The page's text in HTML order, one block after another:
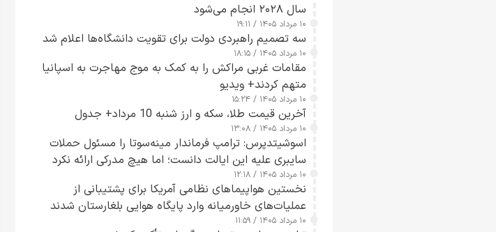
سال ۲۰۲۸ انجام می‌شود
۱۰ مرداد ۱۴۰۵ / ۱۹:۱۱
سه تصمیم راهبردی دولت برای تقویت دانشگاه‌ها اعلام شد
۱۰ مرداد ۱۴۰۵ / ۱۸:۱۵
مقامات غربی مراکش را به کمک به موج مهاجرت به اسپانیا
متهم کردند+ ویدیو
۱۰ مرداد ۱۴۰۵ / ۱۵:۲۴
آخرین قیمت طلا، سکه و ارز شنبه 10 مرداد+ جدول
۱۰ مرداد ۱۴۰۵ / ۱۳:۰۸
اسوشیتدپرس: ترامپ فرماندار مینه‌سوتا را مسئول حملات
سایبری علیه این ایالت دانست؛ اما هیچ مدرکی ارائه نکرد
۱۰ مرداد ۱۴۰۵ / ۱۲:۱۸
نخستین هواپیماهای نظامی آمریکا برای پشتیبانی از
عملیات‌های خاورمیانه وارد پایگاه هوایی بلغارستان شدند
۱۰ مرداد ۱۴۰۵ / ۱۱:۵۹